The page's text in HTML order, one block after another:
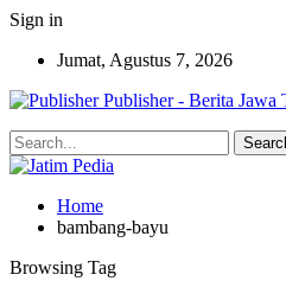
Sign in
Jumat, Agustus 7, 2026
Publisher - Berita Jawa
Home
bambang-bayu
Browsing Tag